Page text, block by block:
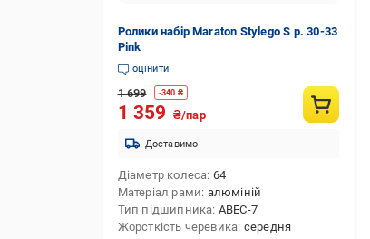
Ролики набір Maraton Stylego S р. 30-33
Pink
оцінити
1 699 -340 ₴
1 359 ₴/пар
Доставимо
Діаметр колеса 64
Матеріал рами алюміній
Тип підшипника ABEC-7
Жорсткість черевика середня